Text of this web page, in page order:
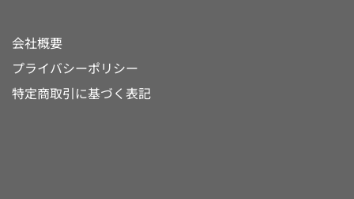
会社概要
プライバシーポリシー
特定商取引に基づく表記